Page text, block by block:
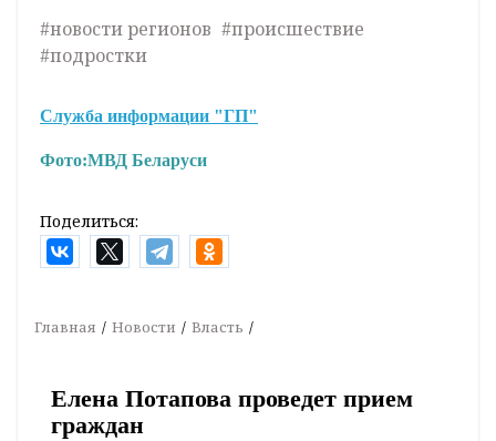
#новости регионов #происшествие
#подростки
Служба информации "ГП"
Фото:МВД Беларуси
Поделиться:
Главная Новости Власть
Елена Потапова проведет прием
граждан